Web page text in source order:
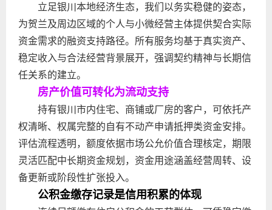
立足银川本地经济生态，我们以务实稳健的姿态，
为贺兰及周边区域的个人与小微经营主体提供契合实际
资金需求的融资支持路径。所有服务均基于真实资产、
稳定收入与合法经营背景展开，强调契约精神与长期信
任关系的建立。
房产价值可转化为流动支持
持有银川市内住宅、商铺或厂房的客户，可依托产
权清晰、权属完整的自有不动产申请抵押类资金安排。
评估流程透明，额度依据市场公允价值合理核定，期限
灵活匹配中长期资金规划，资金用途涵盖经营周转、设
备更新或阶段性扩张投入。
公积金缴存记录是信用积累的体现